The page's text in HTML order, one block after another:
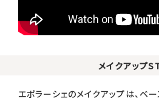
メイクアップ
エポラーシェのメイクアップは、ベー